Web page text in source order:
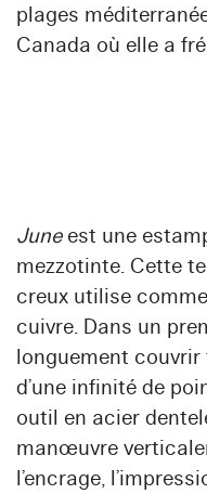
plages
Canada où elle a
Juneest une
mezzotinte. Cette
creux utilise
cuivre. Dans un
longuement
d’une infinité de
outil en acier
manœuvre
l’encrage,